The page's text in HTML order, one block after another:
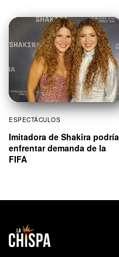
ESPECTÁCULOS
Imitadora de Shakira podría
enfrentar demanda de la
FIFA